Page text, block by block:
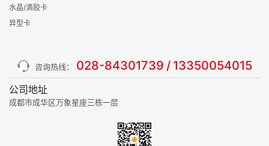
水晶/滴胶卡
异型卡
咨询热线： 028-84301739 / 13350054015
公司地址
成都市成华区万象星座三栋一层